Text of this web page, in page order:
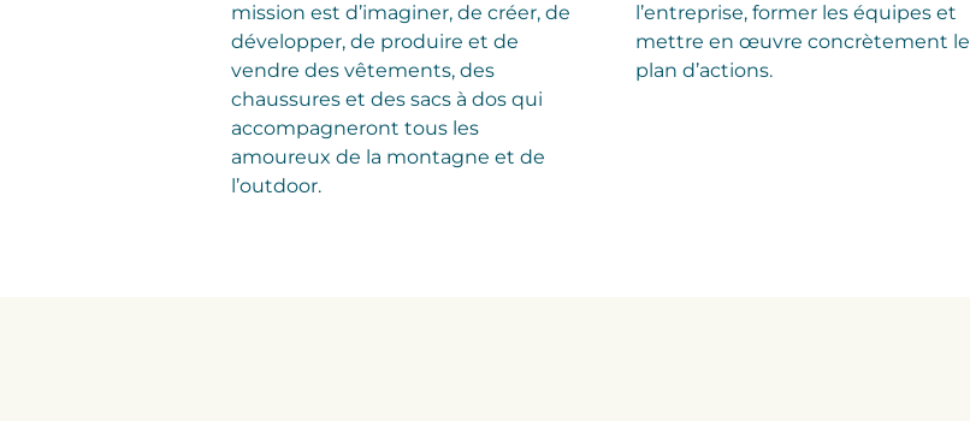
mission est d’imaginer, de créer, de
développer, de produire et de
vendre des vêtements, des
chaussures et des sacs à dos qui
accompagneront tous les
amoureux de la montagne et de
l’outdoor.
l’entreprise, former les équipes et
mettre en œuvre concrètement le
plan d’actions.